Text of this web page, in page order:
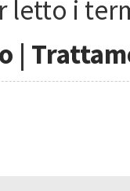
letto i
|